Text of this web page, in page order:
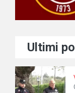
Ultimi